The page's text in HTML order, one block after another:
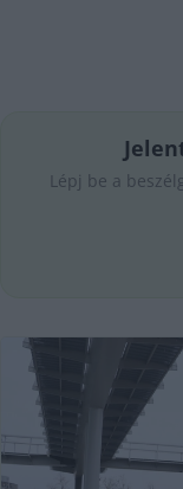
Lépj be a